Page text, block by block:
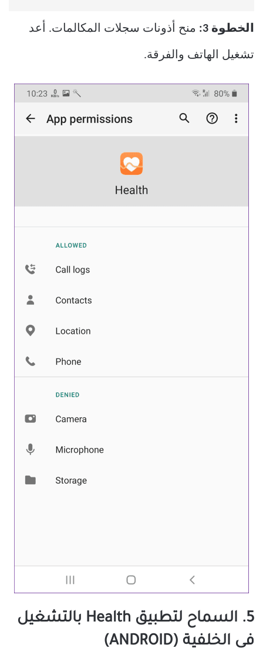
الخطوة 3: منح أذونات سجلات المكالمات. أعد
تشغيل الهاتف والفرقة.
5. السماح لتطبيق Health بالتشغيل
في الخلفية (ANDROID)